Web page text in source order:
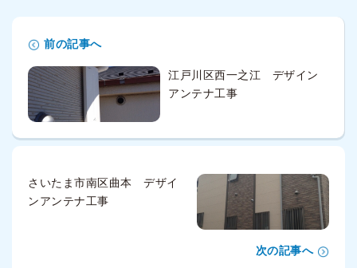
前の記事へ
江戸川区西一之江 デザイン
アンテナ工事
さいたま市南区曲本 デザイ
ンアンテナ工事
次の記事へ